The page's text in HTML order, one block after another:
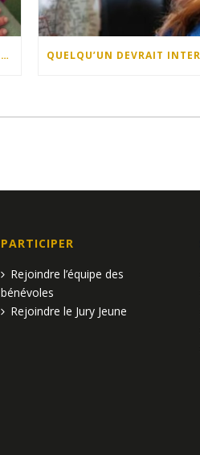
ALMODÓVAR À CANNES AVEC AUTOFICTION !
PARTICIPER
Rejoindre l’équipe des
bénévoles
Rejoindre le Jury Jeune